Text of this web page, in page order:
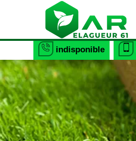
indisponible